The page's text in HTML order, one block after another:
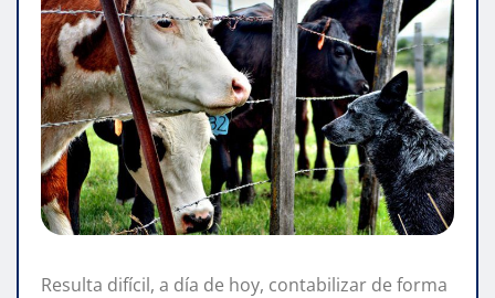
Resulta difícil, a día de hoy, contabilizar de forma